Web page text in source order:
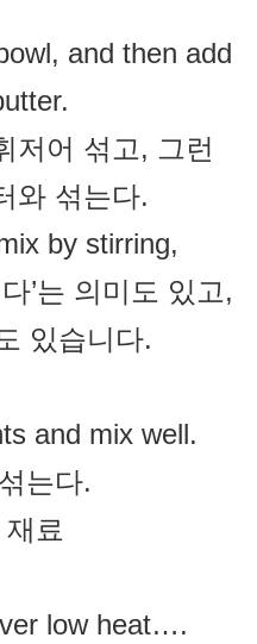
and then add
저어 섞고, 그런
와 섞는다.
by stirring,
’는 의미도 있고,
있습니다.
and mix well.
는다.
료
low heat….